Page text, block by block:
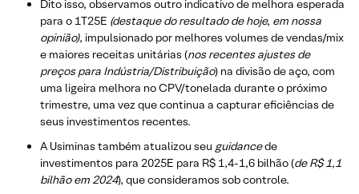
Dito isso, observamos outro indicativo de melhora esperada
para o 1T25E (destaque do resultado de hoje, em nossa
opinião), impulsionado por melhores volumes de vendas/mix
e maiores receitas unitárias (nos recentes ajustes de
preços para Indústria/Distribuição) na divisão de aço, com
uma ligeira melhora no CPV/tonelada durante o próximo
trimestre, uma vez que continua a capturar eficiências de
seus investimentos recentes.
A Usiminas também atualizou seu guidancede
investimentos para 2025E para R$ 1,4-1,6 bilhão (de R$ 1,1
bilhão em 2024), que consideramos sob controle.